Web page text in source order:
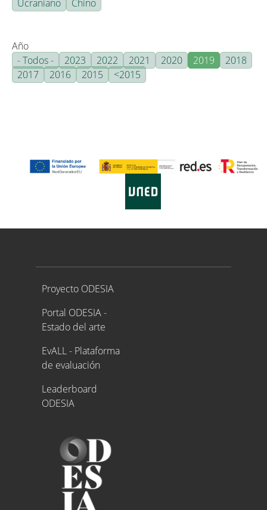
Ucraniano
Chino
Año
- Todos -
2023 2022 2021 2020 2019
2018
2017
2016 2015 <2015
Proyecto ODESIA
Proyecto ODESIA
Portal ODESIA -
Estado del arte
EvALL - Plataforma
de evaluación
Leaderboard
ODESIA